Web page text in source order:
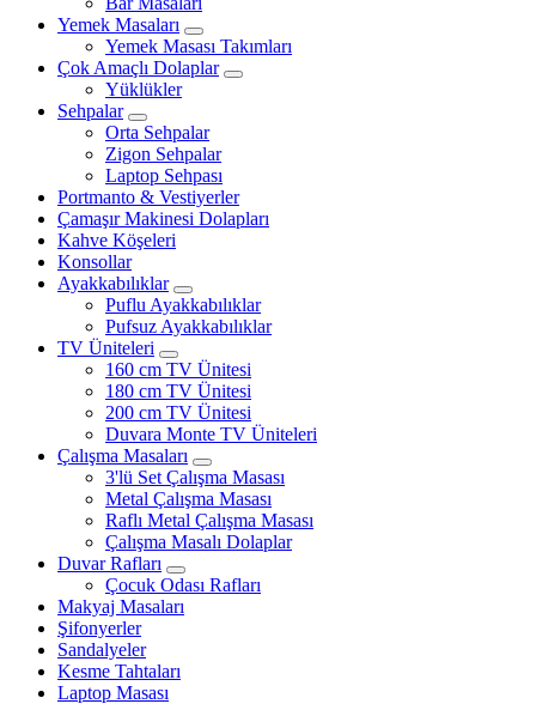
Yemek Masaları
Yemek Masası Takımları
Çok Amaçlı Dolaplar
Yüklükler
Sehpalar
Orta Sehpalar
Zigon Sehpalar
Laptop Sehpası
Portmanto & Vestiyerler
Çamaşır Makinesi Dolapları
Kahve Köşeleri
Konsollar
Ayakkabılıklar
Puflu Ayakkabılıklar
Pufsuz Ayakkabılıklar
TV Üniteleri
160 cm TV Ünitesi
180 cm TV Ünitesi
200 cm TV Ünitesi
Duvara Monte TV Üniteleri
Çalışma Masaları
3'lü Set Çalışma Masası
Metal Çalışma Masası
Raflı Metal Çalışma Masası
Çalışma Masalı Dolaplar
Duvar Rafları
Çocuk Odası Rafları
Makyaj Masaları
Şifonyerler
Sandalyeler
Kesme Tahtaları
Laptop Masası